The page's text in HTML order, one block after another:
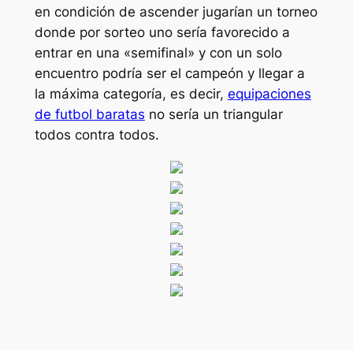
en condición de ascender jugarían un torneo
donde por sorteo uno sería favorecido a
entrar en una «semifinal» y con un solo
encuentro podría ser el campeón y llegar a
la máxima categoría, es decir, equipaciones
de futbol baratas no sería un triangular
todos contra todos.